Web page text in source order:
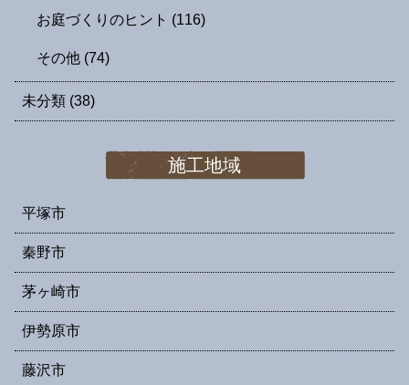
お庭づくりのヒント (116)
その他 (74)
未分類 (38)
施工地域
平塚市
秦野市
茅ヶ崎市
伊勢原市
藤沢市